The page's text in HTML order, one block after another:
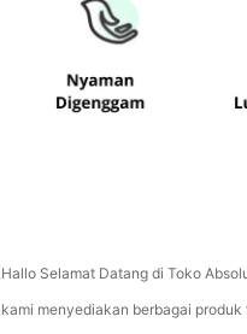
Hallo Selamat Datang di Toko
kami menyediakan berbagai